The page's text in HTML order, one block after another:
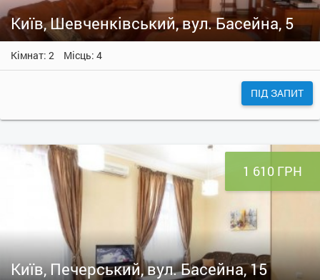
Київ, Шевченківський, вул. Басейна, 5
Кімнат: 2 Місць: 4
ПІД ЗАПИТ
1 610 ГРН
Київ, Печерський, вул. Басейна, 15